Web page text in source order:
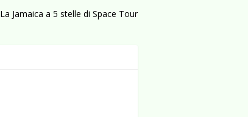
La Jamaica a 5 stelle di Space Tour